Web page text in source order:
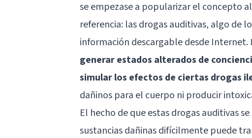
se empezase a popularizar el concepto
referencia: las drogas auditivas, algo de
información descargable desde Internet.
generar estados alterados de
simular los efectos de ciertas drogas
dañinos para el cuerpo ni producir
El hecho de que estas drogas auditivas
sustancias dañinas difícilmente puede